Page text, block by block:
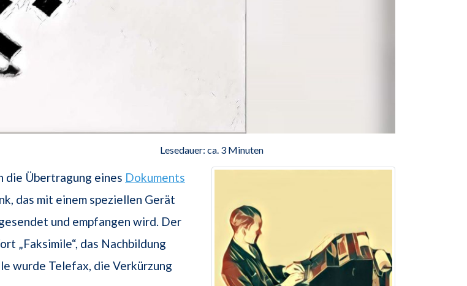
Lesedauer: ca. 3 Minuten
die Übertragung eines Dokuments
das mit einem speziellen Gerät
und empfangen wird. Der
„Faksimile“, das Nachbildung
wurde Telefax, die Verkürzung